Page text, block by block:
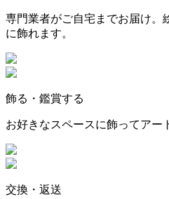
専門業者がご自宅までお届け。
に飾れます。
飾る・鑑賞する
お好きなスペースに飾ってアー
交換・返送